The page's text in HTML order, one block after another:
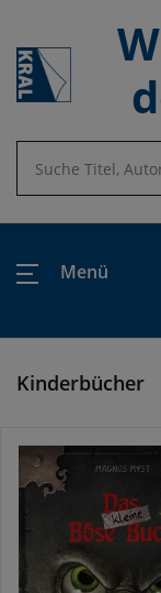
Menü
Kinderbücher